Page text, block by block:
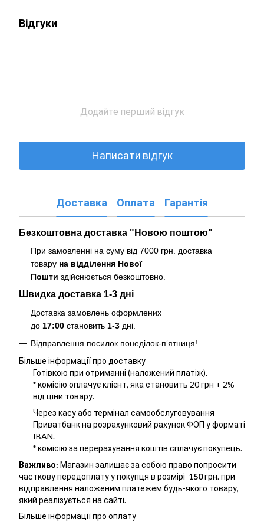
Відгуки
Додайте перший відгук
Написати відгук
Доставка Оплата Гарантія
Безкоштовна доставка "Новою поштою"
При замовленні на суму від 7000 грн. доставка
товару на відділення Нової
Пошти здійснюється безкоштовно
Швидка доставка 1-3 дні
Доставка замовлень оформлених
до 17:00 становить 1-3 дні.
Відправлення посилок понеділок-п‘ятниця!
Більше інформації про доставку
Готівкою при отриманні (наложений платіж).
*комісію оплачує клієнт, яка становить 20 грн + 2%
від ціни товару.
Через касу або термінал самообслуговування
Приватбанк на розрахунковий рахунок ФОП у форматі
IBAN.
*комісію за перерахування коштів сплачує покупець.
Важливо: Магазин залишає за собою право попросити
часткову передоплату у покупця в розмірі 150грн. при
відправлення наложеним платежем будь-якого товару,
який реалізується на сайті.
Більше інформації про оплату